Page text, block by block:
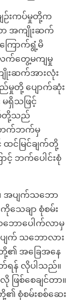
ဉ်းကပ်မှုတို့က
ာ အကျိုးဆက်
ကြောက်ရွံ့မိ
က်တွေ့မကျမှု
းဆက်အားလုံး
တို့ ပျောက်ဆုံး
မရှိသဖြင့်
ပ်တို့သည်
ဘက်ဘက်မှ
င်မြင်ချက်တို့
င့် ဘက်ပေါင်းစုံ
အပျက်သဘော
ကိုသေချာ စုံစမ်း
ဘောပေါက်လာမှ
က် သဘောလား
၏ အခြေအနေ
တ်ရန် လိုပါသည်။
ဖြစ်စေချင်တာ။
တို့၏ စုံစမ်းစစ်ဆေး